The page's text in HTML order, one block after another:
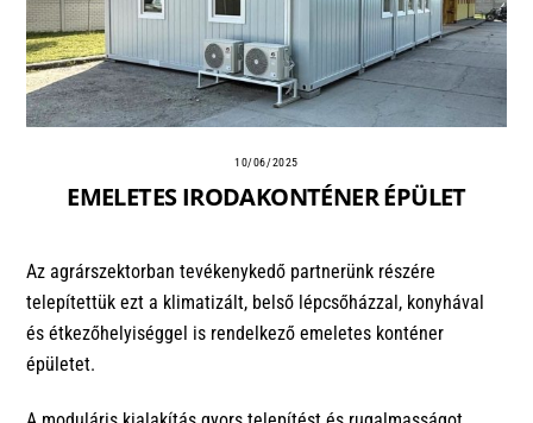
10/06/2025
EMELETES IRODAKONTÉNER ÉPÜLET
Az agrárszektorban tevékenykedő partnerünk részére
telepítettük ezt a klimatizált, belső lépcsőházzal, konyhával
és étkezőhelyiséggel is rendelkező emeletes konténer
épületet.